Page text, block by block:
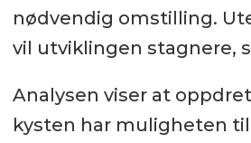
nødvendig omstilling.
vil utviklingen stagnere,
Analysen viser at
kysten har muligheten til